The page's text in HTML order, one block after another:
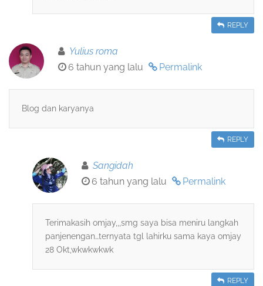
REPLY
Yulius roma
6 tahun yang lalu
Permalink
Blog dan karyanya
REPLY
Sangidah
6 tahun yang lalu
Permalink
Terimakasih omjay,,,smg saya bisa meniru langkah
panjenengan…ternyata tgl lahirku sama kaya omjay
28 Okt,wkwkwkwk
REPLY